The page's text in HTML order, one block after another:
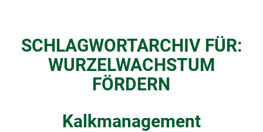
SCHLAGWORTARCHIV FÜR:
WURZELWACHSTUM
FÖRDERN
Kalkmanagement